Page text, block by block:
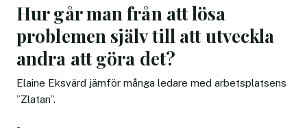
Hur går man från att lösa
problemen själv till att utveckla
andra att göra det?
Elaine Eksvärd jämför många ledare med arbetsplatsens
”Zlatan”.
-